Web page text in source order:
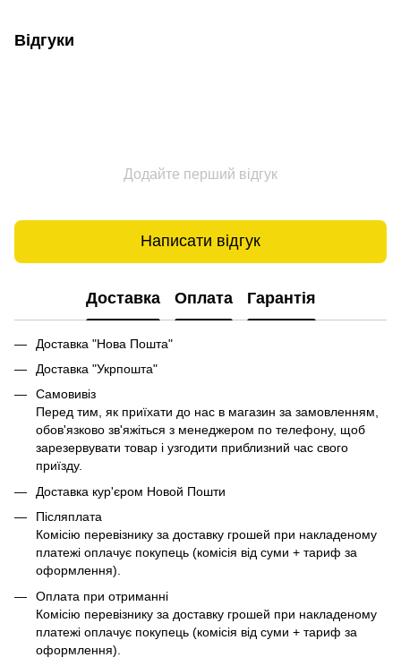
Відгуки
Додайте перший відгук
Написати відгук
Доставка Оплата Гарантія
Доставка "Нова Пошта"
Доставка "Укрпошта"
Самовивіз
Перед тим, як приїхати до нас в магазин за замовленням,
обов'язково зв'яжіться з менеджером по телефону, щоб
зарезервувати товар і узгодити приблизний час свого
приїзду.
Доставка кур'єром Новой Пошти
Післяплата
Комісію перевізнику за доставку грошей при накладеному
платежі оплачує покупець (комісія від суми + тариф за
оформлення).
Оплата при отриманні
Комісію перевізнику за доставку грошей при накладеному
платежі оплачує покупець (комісія від суми + тариф за
оформлення).